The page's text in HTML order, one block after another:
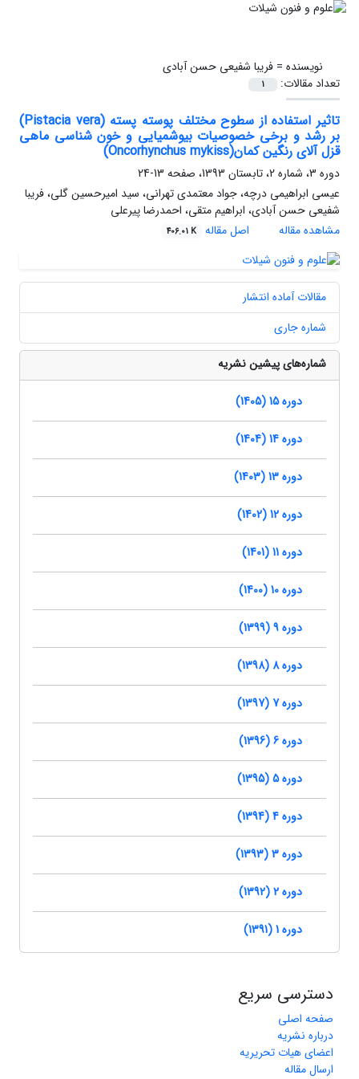
نویسنده =فریبا شفیعی حسن آبادی
تعداد مقالات:
1
تاثیر استفاده از سطوح مختلف پوسته پسته (Pistacia vera)
بر رشد و برخی خصوصیات بیوشمیایی و خون شناسی ماهی
قزل آلای رنگین کمان(Oncorhynchus mykiss)
دوره 3، شماره 2، تابستان 1393، صفحه
13-24
عیسی ابراهیمی درچه، جواد معتمدی تهرانی، سید امیرحسین گلی، فریبا
شفیعی حسن آبادی، ابراهیم متقی، احمدرضا پیرعلی
مشاهده مقاله
اصل مقاله 406.01 K
مقالات آماده انتشار
شماره جاری
شماره‌های پیشین نشریه
دوره 15 (1405)
دوره 14 (1404)
دوره 13 (1403)
دوره 12 (1402)
دوره 11 (1401)
دوره 10 (1400)
دوره 9 (1399)
دوره 8 (1398)
دوره 7 (1397)
دوره 6 (1396)
دوره 5 (1395)
دوره 4 (1394)
دوره 3 (1393)
دوره 2 (1392)
دوره 1 (1391)
دسترسی سریع
صفحه اصلی
درباره نشریه
اعضای هیات تحریریه
ارسال مقاله